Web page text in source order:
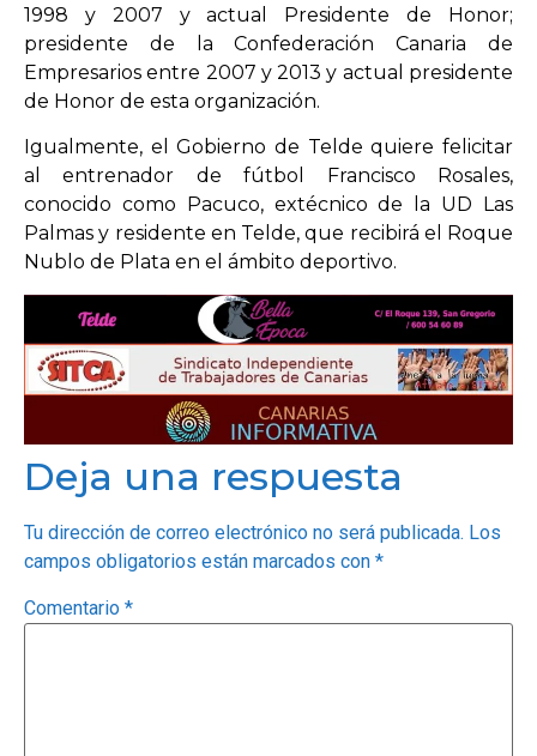
1998 y 2007 y actual Presidente de Honor;
presidente de la Confederación Canaria de
Empresarios entre 2007 y 2013 y actual presidente
de Honor de esta organización.
Igualmente, el Gobierno de Telde quiere felicitar
al entrenador de fútbol Francisco Rosales,
conocido como Pacuco, extécnico de la UD Las
Palmas y residente en Telde, que recibirá el Roque
Nublo de Plata en el ámbito deportivo.
Deja una respuesta
Tu dirección de correo electrónico no será publicada. Los
campos obligatorios están marcados con *
Comentario *